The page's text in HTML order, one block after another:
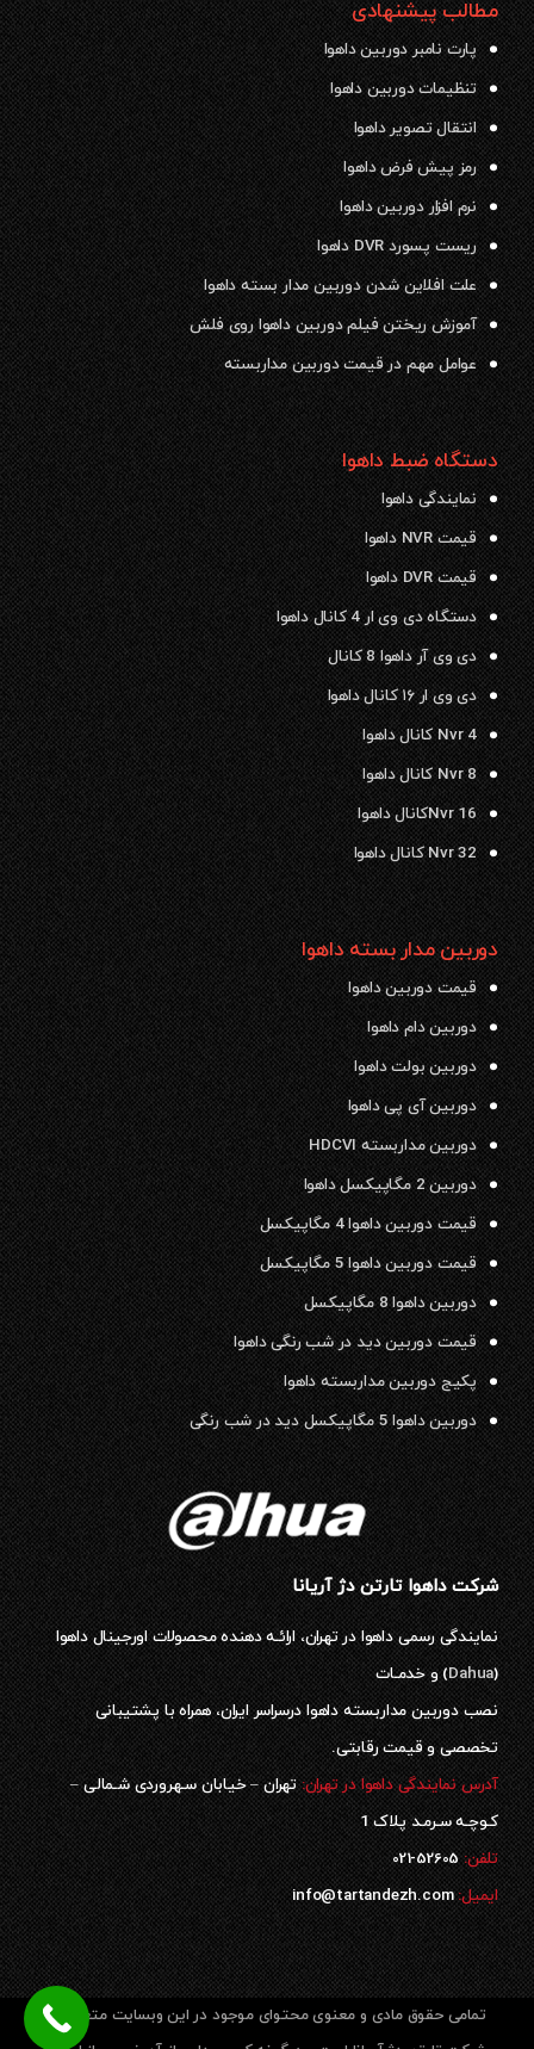
مطالب پیشنهادی
پارت نامبر دوربین داهوا
تنظیمات دوربین داهوا
انتقال تصویر داهوا
رمز پیش فرض داهوا
نرم افزار دوربین داهوا
ریست پسورد DVR داهوا
علت افلاین شدن دوربین مدار بسته داهوا
آموزش ریختن فیلم دوربین داهوا روی فلش
عوامل مهم در قیمت دوربین مداربسته
دستگاه ضبط داهوا
نمایندگی داهوا
قیمت NVR داهوا
قیمت DVR داهوا
دستگاه دی وی ار 4 کانال داهوا
دی وی آر داهوا 8 کانال
دی وی ار ۱۶ کانال داهوا
Nvr 4 کانال داهوا
Nvr 8 کانال داهوا
Nvr 16کانال داهوا
Nvr 32 کانال داهوا
دوربین مدار بسته داهوا
قیمت دوربین داهوا
دوربین دام داهوا
دوربین بولت داهوا
دوربین آی پی داهوا
دوربین مداربسته HDCVI
دوربین 2 مگاپیکسل داهوا
قیمت دوربین داهوا 4 مگاپیکسل
قیمت دوربین داهوا 5 مگاپیکسل
دوربین داهوا 8 مگاپیکسل
قیمت دوربین دید در شب رنگی داهوا
پکیج دوربین مداربسته داهوا
دوربین داهوا 5 مگاپیکسل دید در شب رنگی
شرکت داهوا تارتن دژ آریانا
نمایندگی رسمی داهوا در تهران، ارائـه دهنده محصولات اورجینال داهوا
(
Dahua) و خدمـات
نصب دوربین مداربسته داهوا درسراسر ایران، همراه با پشتیبانی
تخصصی و قیمت رقابتی.
آدرس نمایندگی داهوا در تهران:تهران – خیابان سـهروردی شـمالی –
کـوچـه سـرمـد پلاک 1
تلفن:52605-021
ایمیل:info@tartandezh.com
تمامی حقوق مادی و معنوی محتوای موجود در این وبسایت متعلق به